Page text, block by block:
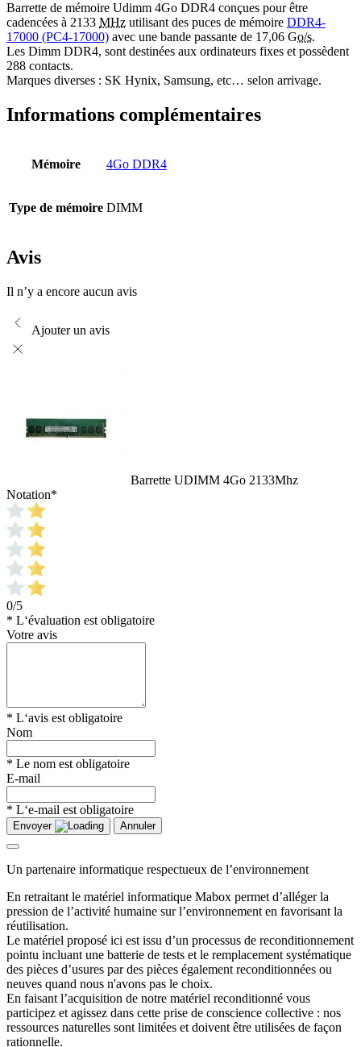
Barrette de mémoire Udimm 4Go DDR4 conçues pour être
cadencées à 2133 MHz utilisant des puces de mémoire DDR4-
17000 (PC4-17000) avec une bande passante de 17,06 Go/s.
Les Dimm DDR4, sont destinées aux ordinateurs fixes et possèdent
288 contacts.
Marques diverses : SK Hynix, Samsung, etc… selon arrivage.
Informations complémentaires
Mémoire 4Go DDR4
Type de mémoire DIMM
Avis
Il n’y a encore aucun avis
Ajouter un avis
Barrette UDIMM 4Go 2133Mhz
Notation*
0/5
* L‘évaluation est obligatoire
Votre avis
* L‘avis est obligatoire
Nom
* Le nom est obligatoire
E-mail
* L‘e-mail est obligatoire
Envoyer Annuler
Un partenaire informatique respectueux de l’environnement
En retraitant le matériel informatique Mabox permet d’alléger la
pression de l’activité humaine sur l’environnement en favorisant la
réutilisation.
Le matériel proposé ici est issu d’un processus de reconditionnement
pointu incluant une batterie de tests et le remplacement systématique
des pièces d’usures par des pièces également reconditionnées ou
neuves quand nous n'avons pas le choix.
En faisant l’acquisition de notre matériel reconditionné vous
participez et agissez dans cette prise de conscience collective : nos
ressources naturelles sont limitées et doivent être utilisées de façon
rationnelle.